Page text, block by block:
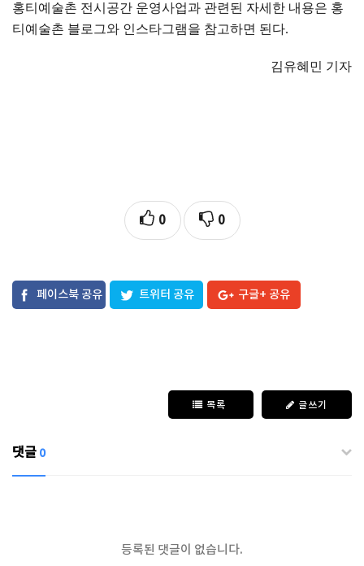
홍티예술촌 전시공간 운영사업과 관련된 자세한 내용은 홍
티예술촌 블로그와 인스타그램을 참고하면 된다.
김유혜민 기자
0 0
페이스북 공유 트위터 공유 구글+ 공유
목록 글쓰기
댓글 0
등록된 댓글이 없습니다.